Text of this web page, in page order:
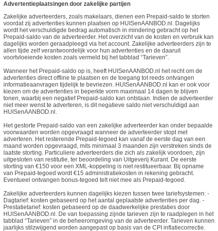
Advertentieplaatsingen door zakelijke partijen
Zakelijke adverteerders, zoals makelaars, dienen een Prepaid-saldo te storten
voordat zij advertenties kunnen plaatsen op HUISenAANBOD.nl. Dagelijks
wordt het verschuldigde bedrag automatisch in mindering gebracht op het
Prepaid-saldo van de adverteerder. Het overzicht van de kosten en verbruik kan
dagelijks worden geraadpleegd via het account. Zakelijke adverteerders zijn te
allen tijde zelf verantwoordelijk voor hun advertenties en de daaruit
voortvloeiende kosten zoals vermeld bij het tabblad “Tarieven”.
Wanneer het Prepaid-saldo op is, heeft HUISenAANBOD.nl het recht om de
advertenties direct offline te plaatsen en de toegang tot reeds ontvangen
informatieaanvragen tijdelijk te bevriezen. HUISenAANBOD.nl kan er ook voor
kiezen om de advertenties in beperkte vorm maximaal 14 dagen te blijven
tonen, waarbij een negatief Prepaid-saldo kan ontstaan. Indien de adverteerder
niet meer wenst te adverteren, is dit negatieve saldo niet verschuldigd aan
HUISenAANBOD.nl.
Het gestorte Prepaid-saldo van een zakelijke adverteerder kan onder bepaalde
voorwaarden worden opgevraagd wanneer de adverteerder stopt met
adverteren. Het resterende Prepaid-tegoed kan vanaf de eerste dag van een
maand worden opgevraagd, mits minimaal 3 maanden zijn verstreken sinds de
laatste storting. Particuliere adverteerders die zich als zakelijk voordoen, zijn
uitgesloten van restitutie, ter beoordeling van Uitgeverij Kurant. De eerste
storting van €150 voor een XML-koppeling is niet restitueerbaar. Bij opname
van Prepaid-tegoed wordt €15 administratiekosten in rekening gebracht.
Eventueel ontvangen bonus-tegoed telt niet mee als Prepaid-tegoed.
Zakelijke adverteerders kunnen dagelijks kiezen tussen twee tariefsystemen: -
Dagtarief: kosten gebaseerd op het aantal geplaatste advertenties per dag. -
Prestatietarief: kosten gebaseerd op de daadwerkelijke prestaties door
HUISenAANBOD.nl. De van toepassing zijnde tarieven zijn te raadplegen in het
tabblad “Tarieven” in de beheeromgeving van de adverteerder. Tarieven kunnen
jaarlijks stilzwijgend worden aangepast op basis van de CPI inflatiecorrectie.